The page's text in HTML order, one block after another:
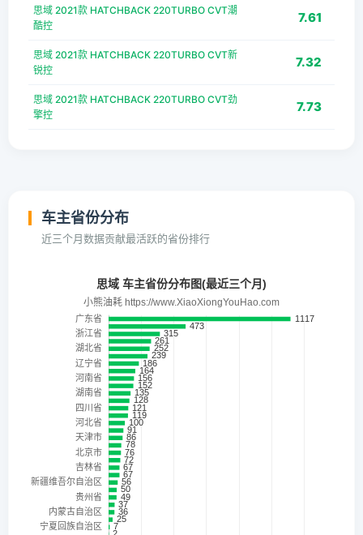
思域 2021款 HATCHBACK 220TURBO CVT潮
酷控
7.61
思域 2021款 HATCHBACK 220TURBO CVT新
锐控
7.32
思域 2021款 HATCHBACK 220TURBO CVT劲
擎控
7.73
车主省份分布
近三个月数据贡献最活跃的省份排行